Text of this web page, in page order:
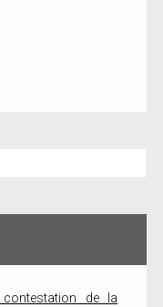
contestation de la